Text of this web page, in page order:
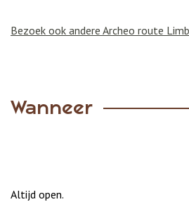
Bezoek ook andere Archeo route
Wanneer
Altijd open.